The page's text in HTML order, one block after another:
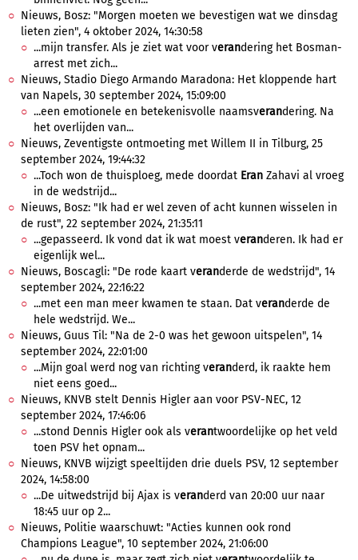
Nieuws, Bosz: "Morgen moeten we bevestigen wat we dinsdag
lieten zien", 4 oktober 2024, 14:30:58
...mijn transfer. Als je ziet wat voor verandering het Bosman-
arrest met zich...
Nieuws, Stadio Diego Armando Maradona: Het kloppende hart
van Napels, 30 september 2024, 15:09:00
...een emotionele en betekenisvolle naamsverandering. Na
het overlijden van...
Nieuws, Zeventigste ontmoeting met Willem II in Tilburg, 25
september 2024, 19:44:32
...Toch won de thuisploeg, mede doordat Eran Zahavi al vroeg
in de wedstrijd...
Nieuws, Bosz: "Ik had er wel zeven of acht kunnen wisselen in
de rust", 22 september 2024, 21:35:11
...gepasseerd. Ik vond dat ik wat moest veranderen. Ik had er
eigenlijk wel...
Nieuws, Boscagli: "De rode kaart veranderde de wedstrijd", 14
september 2024, 22:16:22
...met een man meer kwamen te staan. Dat veranderde de
hele wedstrijd. We...
Nieuws, Guus Til: "Na de 2-0 was het gewoon uitspelen", 14
september 2024, 22:01:00
...Mijn goal werd nog van richting veranderd, ik raakte hem
niet eens goed...
Nieuws, KNVB stelt Dennis Higler aan voor PSV-NEC, 12
september 2024, 17:46:06
...stond Dennis Higler ook als verantwoordelijke op het veld
toen PSV het opnam...
Nieuws, KNVB wijzigt speeltijden drie duels PSV, 12 september
2024, 14:58:00
...De uitwedstrijd bij Ajax is veranderd van 20:00 uur naar
18:45 uur op 2...
Nieuws, Politie waarschuwt: "Acties kunnen ook rond
Champions League", 10 september 2024, 21:06:00